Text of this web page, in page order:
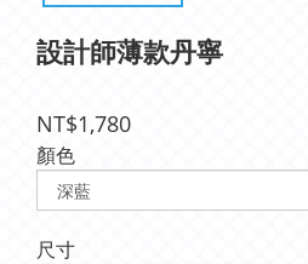
設計師薄款丹寧
NT$1,780
顏色
尺寸